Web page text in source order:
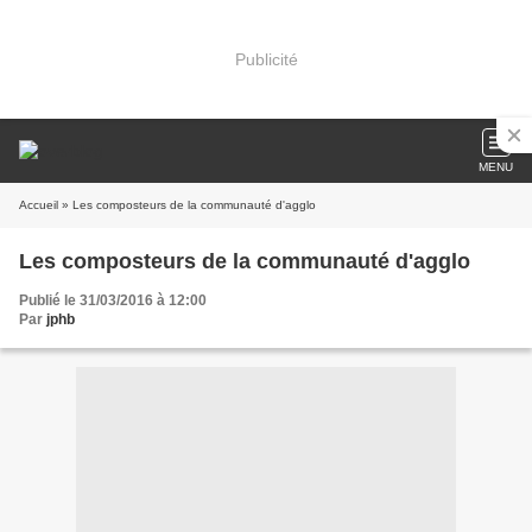
Publicité
MENU
Accueil » Les composteurs de la communauté d'agglo
Les composteurs de la communauté d'agglo
Publié le 31/03/2016 à 12:00
Par jphb